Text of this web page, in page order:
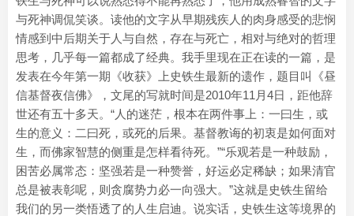
与死神调侃笑谈。读他的文字从早期残疾人的肉身感受的悲悯
情感到中后期关于人与自然，存在与死亡，相对与绝对的哲理
思考，几乎每一篇都成了经典。我手里现在正在读的一篇，是
发表在今年第一期《收获》上史铁生最新的遗作，题目叫《昼
信基督夜信佛》，文尾的写就时间是2010年11月4日，距他辞
世还有五十多天。“人的迷茫，根本在两件事上：一曰生，或
生的意义：二曰死，或死的后果。基督教诲的初衷是如何面对
生，而佛家智慧的侧重是怎样看待死。”“乐观若是一种鼓励，
困苦必属常态：坚强若是一种赞誉，好运必定稀缺；如果清官
总是被表彰呢，则贪腐势力必一向强大。”这就是史铁生留给
我们的另一类悟透了的人生启迪。说实话，史铁生这等境界的